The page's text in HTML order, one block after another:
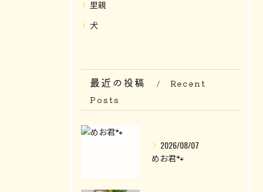
里親
犬
最近の投稿
Recent
Posts
2026/08/07
めお君🐾